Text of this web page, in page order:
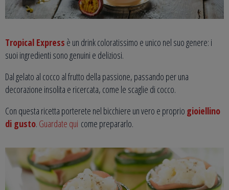
Tropical Express è un drink coloratissimo e unico nel suo genere: i
suoi ingredienti sono genuini e deliziosi.
Dal gelato al cocco al frutto della passione, passando per una
decorazione insolita e ricercata, come le scaglie di cocco.
Con questa ricetta porterete nel bicchiere un vero e proprio gioiellino
di gusto. Guardate qui come prepararlo.